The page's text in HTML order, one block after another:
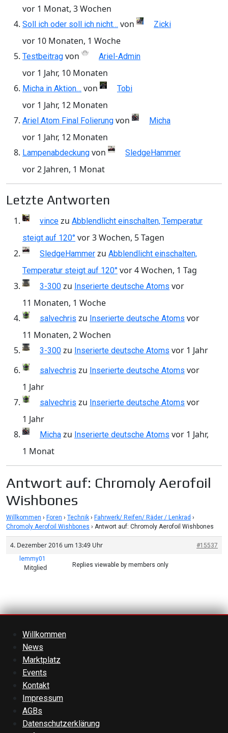
vor 1 Monat, 3 Wochen
Soll ich oder soll ich nicht… von Zicki
vor 10 Monaten, 1 Woche
Testbeitrag von Ariel-Admin
vor 1 Jahr, 10 Monaten
Micha in Aktion… von Tobi
vor 1 Jahr, 12 Monaten
Ariel Atom Final Folierung von Micha
vor 1 Jahr, 12 Monaten
Lampenabdeckung von SledgeHammer
vor 2 Jahren, 1 Monat
Letzte Antworten
vince zu Abblendlicht einschalten, Temperatur
steigt auf 120° vor 3 Wochen, 5 Tagen
SledgeHammer zu Abblendlicht einschalten,
Temperatur steigt auf 120° vor 4 Wochen, 1 Tag
3-300 zu Inserierte deutsche Atoms vor
11 Monaten, 1 Woche
salvechris zu Inserierte deutsche Atoms vor
11 Monaten, 2 Wochen
3-300 zu Inserierte deutsche Atoms vor 1 Jahr
salvechris zu Inserierte deutsche Atoms vor
1 Jahr
salvechris zu Inserierte deutsche Atoms vor
1 Jahr
Micha zu Inserierte deutsche Atoms vor 1 Jahr,
1 Monat
Antwort auf: Chromoly Aerofoil
Wishbones
Willkommen › Foren › Technik › Fahrwerk/ Reifen/ Räder / Lenkrad ›
Chromoly Aerofoil Wishbones › Antwort auf: Chromoly Aerofoil Wishbones
4. Dezember 2016 um 13:49 Uhr
#15537
lemmy01
Mitglied Replies viewable by members only
Willkommen
News
Marktplatz
Events
Kontakt
Impressum
AGBs
Datenschutzerklärung